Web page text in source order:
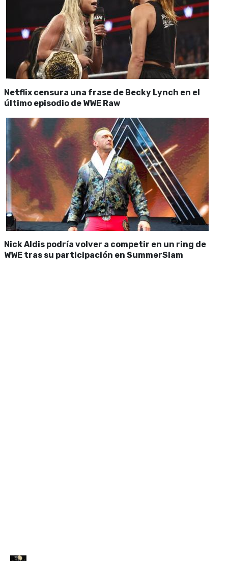
Netflix censura una frase de Becky Lynch en el
último episodio de WWE Raw
Nick Aldis podría volver a competir en un ring de
WWE tras su participación en SummerSlam